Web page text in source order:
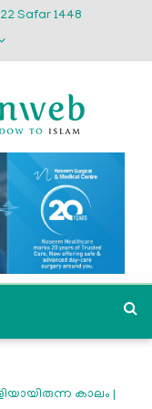
22 Safar 1448
കാലം |